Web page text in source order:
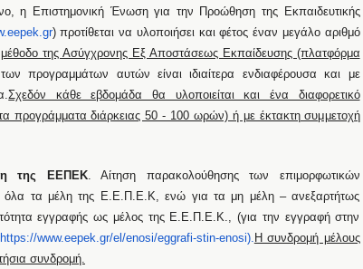
η Επιστημονική Ένωση για την Προώθηση της Εκπαιδευτικής
) προτίθεται να υλοποιήσει και φέτος έναν μεγάλο αριθμό
της Ασύγχρονης Εξ Αποστάσεως Εκπαίδευσης (πλατφόρμα
προγραμμάτων αυτών είναι ιδιαίτερα ενδιαφέρουσα και με
Σχεδόν κάθε εβδομάδα θα υλοποιείται και ένα διαφορετικό
προγράμματα διάρκειας 50 - 100 ωρών) ή με έκτακτη συμμετοχή
της ΕΕΠΕΚ. Αίτηση παρακολούθησης των επιμορφωτικών
όλα τα μέλη της Ε.Ε.Π.Ε.Κ, ενώ για τα μη μέλη – ανεξαρτήτως
εγγραφής ως μέλος της Ε.Ε.Π.Ε.Κ., (για την εγγραφή στην
https://www.eepek.gr/el/enosi/eggrafi-stin-enosi). Η συνδρομή μέλους
συνδρομή.